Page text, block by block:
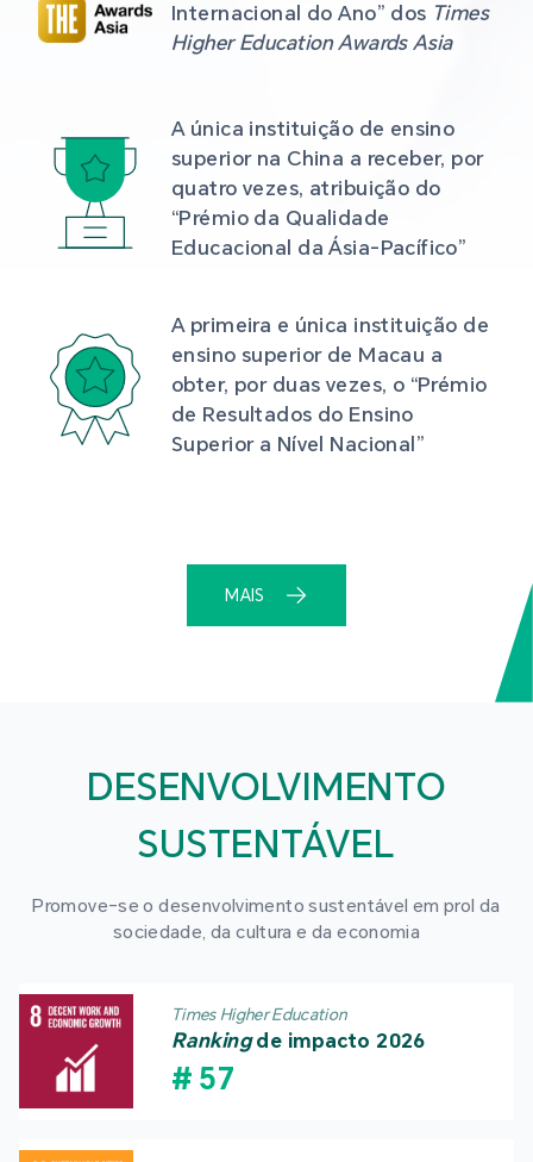
Internacional do Ano” dos Times
Higher Education Awards Asia
A única instituição de ensino
superior na China a receber, por
quatro vezes, atribuição do
“Prémio da Qualidade
Educacional da Ásia-Pacífico”
A primeira e única instituição de
ensino superior de Macau a
obter, por duas vezes, o “Prémio
de Resultados do Ensino
Superior a Nível Nacional”
MAIS
DESENVOLVIMENTO
SUSTENTÁVEL
Promove-se o desenvolvimento sustentável em prol da
sociedade, da cultura e da economia
Times Higher Education
Rankingde impacto 2026
# 57